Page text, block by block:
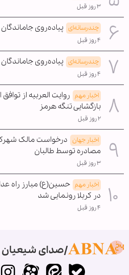
۳ روز قبل
چندرسانه‌ای پیاده‌روی
۴ روز قبل
چندرسانه‌ای پیاده‌روی
۴ روز قبل
اخبار مهم روایت العربیه از
بازگشایی تنگه هرمز
۲ روز قبل
اخبار جهان درخواست مالک شهرک
مصادره توسط طالبان
۳ روز قبل
اخبار مهم حسین(ع) مبارز راه
در کربلا رونمایی شد
۴ روز قبل
صدای شیعیان